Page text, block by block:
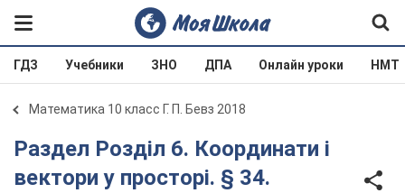
ГДЗ Учебники ЗНО ДПА Онлайн уроки НМТ
Математика 10 класс Г. П. Бевз 2018
Раздел Розділ 6. Координати і
вектори у просторі. § 34.